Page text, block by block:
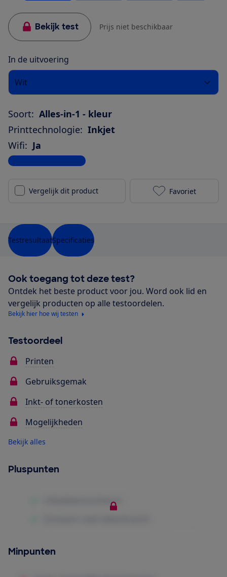
Bekijk test Prijs niet beschikbaar
In de uitvoering
Wit
Soort: Alles-in-1 - kleur
Printtechnologie: Inkjet
Wifi: Ja
Bekijk alle specificaties
Vergelijk dit product Canon
Favoriet
TestresultaatSpecificaties
Ook toegang tot deze test?
Ontdek het beste product voor jou. Word ook lid en
vergelijk producten op alle testoordelen.
Bekijk hier hoe wij testen
Testoordeel
Printen
Gebruiksgemak
Inkt- of tonerkosten
Mogelijkheden
Bekijk alles
Pluspunten
Minpunten